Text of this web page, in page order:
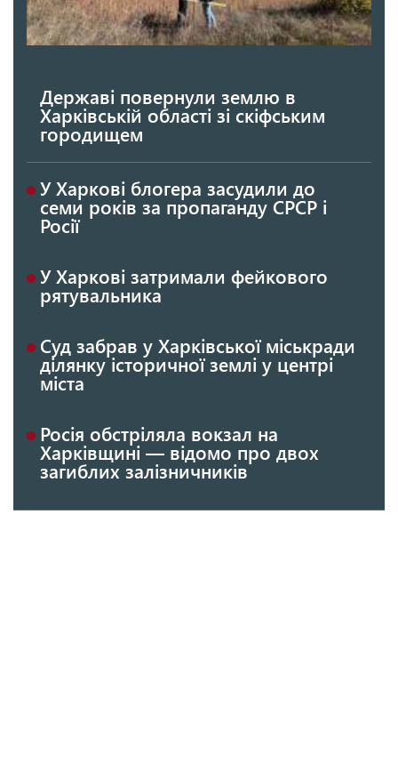
Державі повернули землю в
Харківській області зі скіфським
городищем
У Харкові блогера засудили до
семи років за пропаганду СРСР і
Росії
У Харкові затримали фейкового
рятувальника
Суд забрав у Харківської міськради
ділянку історичної землі у центрі
міста
Росія обстріляла вокзал на
Харківщині — відомо про двох
загиблих залізничників